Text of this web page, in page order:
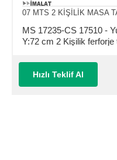
07 MTS 2 KİŞİLİK MASA
MS 17235-CS 17510 -
Y:72 cm 2 Kişilik
Hızlı Teklif Al